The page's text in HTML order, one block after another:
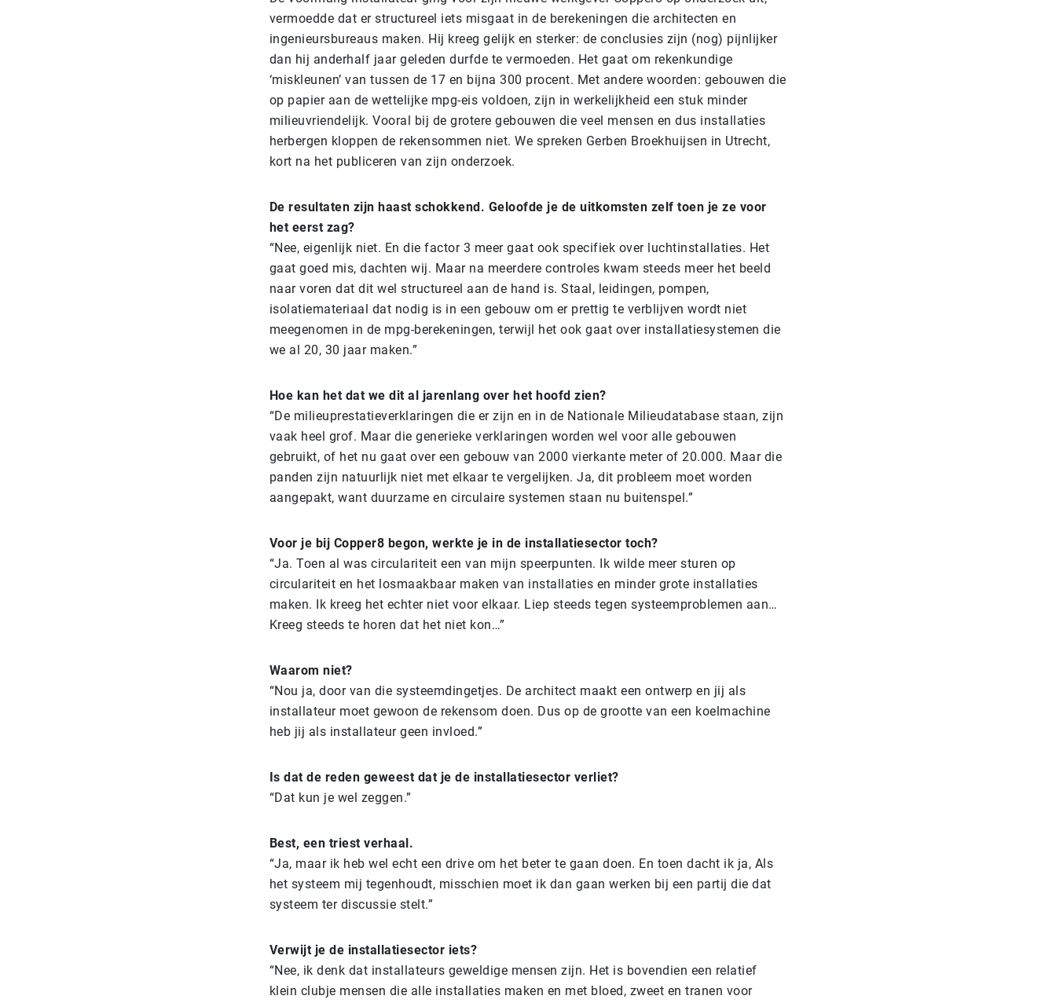
vermoedde dat er structureel iets misgaat in de berekeningen die architecten en
ingenieursbureaus maken. Hij kreeg gelijk en sterker: de conclusies zijn (nog) pijnlijker
dan hij anderhalf jaar geleden durfde te vermoeden. Het gaat om rekenkundige
‘miskleunen’ van tussen de 17 en bijna 300 procent. Met andere woorden: gebouwen die
op papier aan de wettelijke mpg-eis voldoen, zijn in werkelijkheid een stuk minder
milieuvriendelijk. Vooral bij de grotere gebouwen die veel mensen en dus installaties
herbergen kloppen de rekensommen niet. We spreken Gerben Broekhuijsen in Utrecht,
kort na het publiceren van zijn onderzoek.
De resultaten zijn haast schokkend. Geloofde je de uitkomsten zelf toen je ze voor
het eerst zag?
“Nee, eigenlijk niet. En die factor 3 meer gaat ook specifiek over luchtinstallaties. Het
gaat goed mis, dachten wij. Maar na meerdere controles kwam steeds meer het beeld
naar voren dat dit wel structureel aan de hand is. Staal, leidingen, pompen,
isolatiemateriaal dat nodig is in een gebouw om er prettig te verblijven wordt niet
meegenomen in de mpg-berekeningen, terwijl het ook gaat over installatiesystemen die
we al 20, 30 jaar maken.”
Hoe kan het dat we dit al jarenlang over het hoofd zien?
“De milieuprestatieverklaringen die er zijn en in de Nationale Milieudatabase staan, zijn
vaak heel grof. Maar die generieke verklaringen worden wel voor alle gebouwen
gebruikt, of het nu gaat over een gebouw van 2000 vierkante meter of 20.000. Maar die
panden zijn natuurlijk niet met elkaar te vergelijken. Ja, dit probleem moet worden
aangepakt, want duurzame en circulaire systemen staan nu buitenspel.”
Voor je bij Copper8 begon, werkte je in de installatiesector toch?
“Ja. Toen al was circulariteit een van mijn speerpunten. Ik wilde meer sturen op
circulariteit en het losmaakbaar maken van installaties en minder grote installaties
maken. Ik kreeg het echter niet voor elkaar. Liep steeds tegen systeemproblemen aan…
Kreeg steeds te horen dat het niet kon…”
Waarom niet?
“Nou ja, door van die systeemdingetjes. De architect maakt een ontwerp en jij als
installateur moet gewoon de rekensom doen. Dus op de grootte van een koelmachine
heb jij als installateur geen invloed.”
Is dat de reden geweest dat je de installatiesector verliet?
“Dat kun je wel zeggen.”
Best, een triest verhaal.
“Ja, maar ik heb wel echt een drive om het beter te gaan doen. En toen dacht ik ja, Als
het systeem mij tegenhoudt, misschien moet ik dan gaan werken bij een partij die dat
systeem ter discussie stelt.”
Verwijt je de installatiesector iets?
“Nee, ik denk dat installateurs geweldige mensen zijn. Het is bovendien een relatief
klein clubje mensen die alle installaties maken en met bloed, zweet en tranen voor